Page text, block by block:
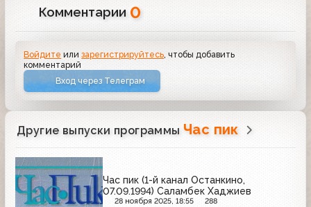
Комментарии 0
Войдите илизарегистрируйтесь , чтобы добавить
комментарий
Вход через Телеграм
Другие выпуски программы Час пик
Час пик (1-й канал Останкино,
07.09.1994) Саламбек Хаджиев
28 ноября 2025, 18:55 288